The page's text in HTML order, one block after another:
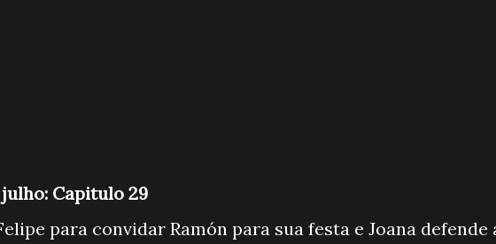
Capitulo 29
para convidar Ramón para sua festa e Joana defende